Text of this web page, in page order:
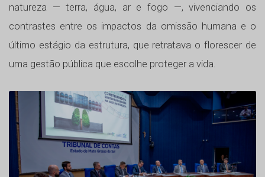
natureza — terra, água, ar e fogo —, vivenciando os
contrastes entre os impactos da omissão humana e o
último estágio da estrutura, que retratava o florescer de
uma gestão pública que escolhe proteger a vida.